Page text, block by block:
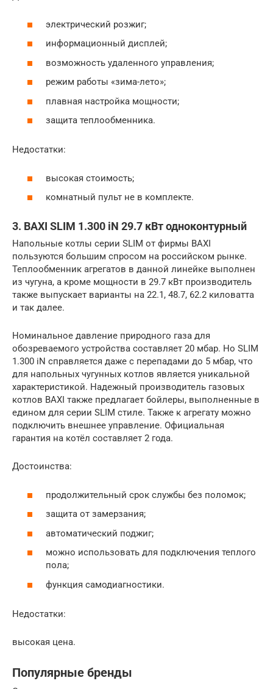
электрический розжиг;
информационный дисплей;
возможность удаленного управления;
режим работы «зима-лето»;
плавная настройка мощности;
защита теплообменника.
Недостатки:
высокая стоимость;
комнатный пульт не в комплекте.
3. BAXI SLIM 1.300 iN 29.7 кВт одноконтурный
Напольные котлы серии SLIM от фирмы BAXI
пользуются большим спросом на российском рынке.
Теплообменник агрегатов в данной линейке выполнен
из чугуна, а кроме мощности в 29.7 кВт производитель
также выпускает варианты на 22.1, 48.7, 62.2 киловатта
и так далее.
Номинальное давление природного газа для
обозреваемого устройства составляет 20 мбар. Но SLIM
1.300 iN справляется даже с перепадами до 5 мбар, что
для напольных чугунных котлов является уникальной
характеристикой. Надежный производитель газовых
котлов BAXI также предлагает бойлеры, выполненные в
едином для серии SLIM стиле. Также к агрегату можно
подключить внешнее управление. Официальная
гарантия на котёл составляет 2 года.
Достоинства:
продолжительный срок службы без поломок;
защита от замерзания;
автоматический поджиг;
можно использовать для подключения теплого
пола;
функция самодиагностики.
Недостатки:
высокая цена.
Популярные бренды